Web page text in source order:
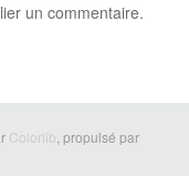
un commentaire.
Colorlib , propulsé par